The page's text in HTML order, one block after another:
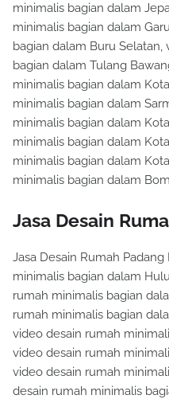
minimalis bagian dalam
minimalis bagian dalam
bagian dalam Buru
bagian dalam Tulang
minimalis bagian dalam
minimalis bagian dalam
minimalis bagian dalam
minimalis bagian dalam
minimalis bagian dalam
minimalis bagian dalam
Jasa Desain
Jasa Desain Rumah
minimalis bagian dalam
rumah minimalis bagian
rumah minimalis bagian
video desain rumah
video desain rumah
video desain rumah
desain rumah minimalis